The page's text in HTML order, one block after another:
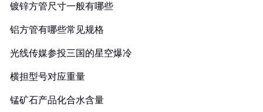
镀锌方管尺寸一般有哪些
铝方管有哪些常见规格
光线传媒参投三国的星空爆冷
横担型号对应重量
锰矿石产品化合水含量